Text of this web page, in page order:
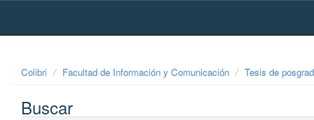
Skip
Colibri Facultad de Información y Comunicación Tesis de
Buscar